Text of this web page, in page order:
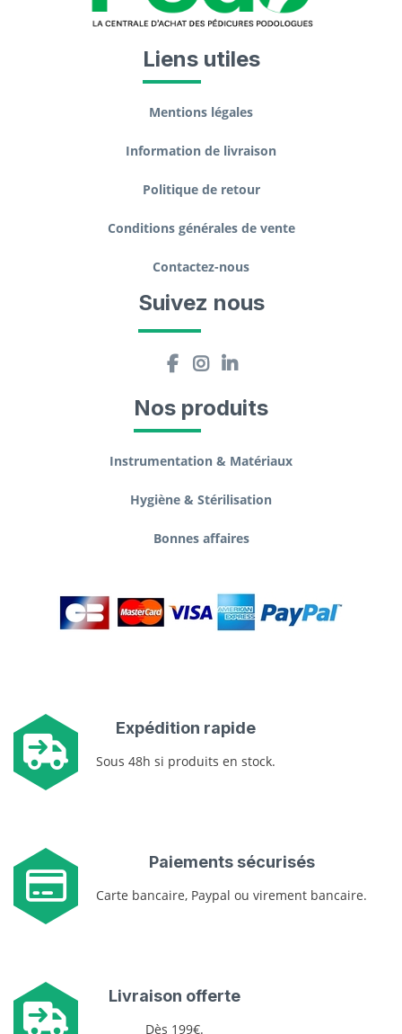
Liens utiles
Mentions légales
Information de livraison
Politique de retour
Conditions générales de vente
Contactez-nous
Suivez nous
Nos produits
Instrumentation & Matériaux
Hygiène & Stérilisation
Bonnes affaires
Expédition rapide
Sous 48h si produits en stock.
Paiements sécurisés
Carte bancaire, Paypal ou virement bancaire.
Livraison offerte
Dès 199€.